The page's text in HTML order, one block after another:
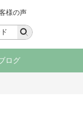
様の声
ログ